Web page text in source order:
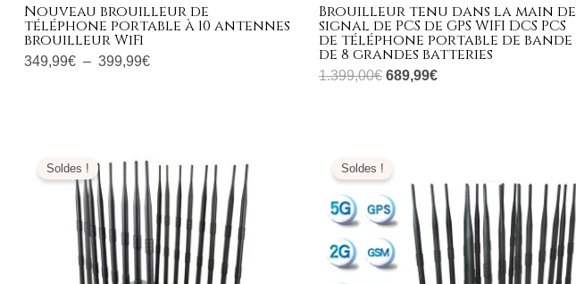
Nouveau brouilleur de
téléphone portable à 10 antennes
brouilleur WiFi
349,99€ – 399,99€
Brouilleur tenu dans la main de
signal de PCS de GPS WIFI DCS PCS
de téléphone portable de bande
de 8 grandes batteries
1.399,00€ 689,99€
Soldes !
prix
initial
était :
2.999,00€.
actuel
est :
1.499,99€.
Soldes ! initial
était :
1.399,00€.
est :
669,99€.